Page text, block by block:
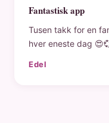
Fantastisk app
Tusen takk for en
hver eneste dag
Edel